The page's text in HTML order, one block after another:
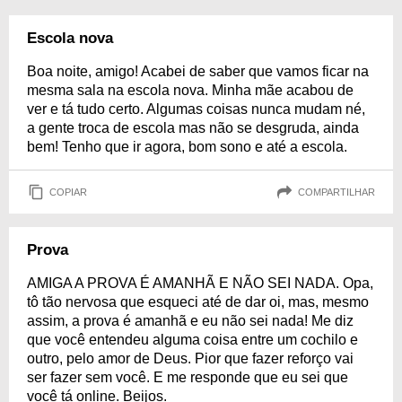
Escola nova
Boa noite, amigo! Acabei de saber que vamos ficar na
mesma sala na escola nova. Minha mãe acabou de
ver e tá tudo certo. Algumas coisas nunca mudam né,
a gente troca de escola mas não se desgruda, ainda
bem! Tenho que ir agora, bom sono e até a escola.
COPIAR COMPARTILHAR
Prova
AMIGA A PROVA É AMANHÃ E NÃO SEI NADA. Opa,
tô tão nervosa que esqueci até de dar oi, mas, mesmo
assim, a prova é amanhã e eu não sei nada! Me diz
que você entendeu alguma coisa entre um cochilo e
outro, pelo amor de Deus. Pior que fazer reforço vai
ser fazer sem você. E me responde que eu sei que
você tá online. Beijos.